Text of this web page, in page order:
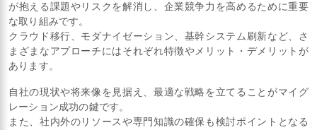
が抱える課題やリスクを解消し、企業競争力を高めるために重要
な取り組みです。
クラウド移行、モダナイゼーション、基幹システム刷新など、さ
まざまなアプローチにはそれぞれ特徴やメリット・デメリットが
あります。
自社の現状や将来像を見据え、最適な戦略を立てることがマイグ
レーション成功の鍵です。
また、社内外のリソースや専門知識の確保も検討ポイントとなる